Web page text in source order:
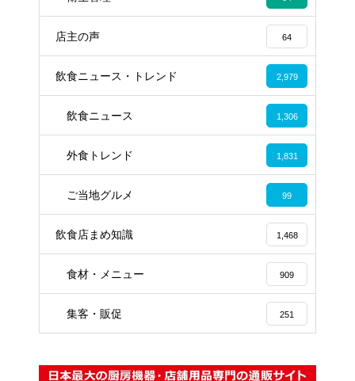
店主の声 64
飲食ニュース・トレンド 2,979
飲食ニュース 1,306
外食トレンド 1,831
ご当地グルメ 99
飲食店まめ知識 1,468
食材・メニュー 909
集客・販促 251